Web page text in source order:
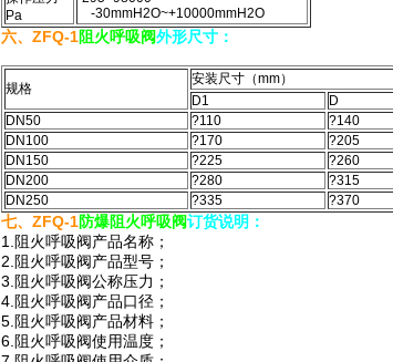
Pa
-30mmH2O~+10000mmH2O
六、ZFQ-1阻火呼吸阀外形尺寸：
规格
安装尺寸（mm）
D1
D
DN50
?110 ?140
DN100
?170 ?205
DN150
?225 ?260
DN200
?280 ?315
DN250
?335 ?370
七、ZFQ-1防爆阻火呼吸阀订货说明：
1.阻火呼吸阀产品名称；
2.阻火呼吸阀产品型号；
3.阻火呼吸阀公称压力；
4.阻火呼吸阀产品口径；
5.阻火呼吸阀产品材料；
6.阻火呼吸阀使用温度；